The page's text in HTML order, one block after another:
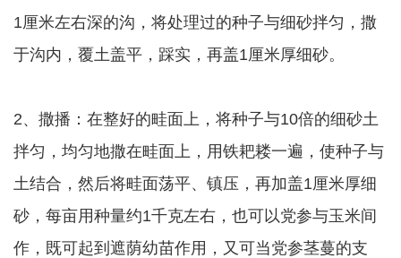
1厘米左右深的沟，将处理过的种子与细砂拌匀，撒
于沟内，覆土盖平，踩实，再盖1厘米厚细砂。
2、撒播：在整好的畦面上，将种子与10倍的细砂土
拌匀，均匀地撒在畦面上，用铁耙耧一遍，使种子与
土结合，然后将畦面荡平、镇压，再加盖1厘米厚细
砂，每亩用种量约1千克左右，也可以党参与玉米间
作，既可起到遮荫幼苗作用，又可当党参茎蔓的支